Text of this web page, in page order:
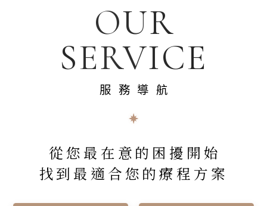
OUR
SERVICE
服務導航
從您最在意的困擾開始
找到最適合您的療程方案